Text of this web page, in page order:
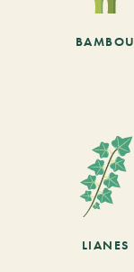
BAMBOU
LIANES